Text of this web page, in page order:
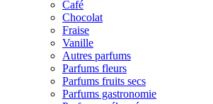
Café
Chocolat
Fraise
Vanille
Autres parfums
Parfums fleurs
Parfums fruits secs
Parfums gastronomie